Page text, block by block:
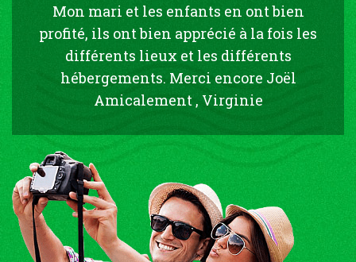
Mon mari et les enfants en ont bien
profité, ils ont bien apprécié à la fois les
différents lieux et les différents
hébergements. Merci encore Joël
Amicalement , Virginie